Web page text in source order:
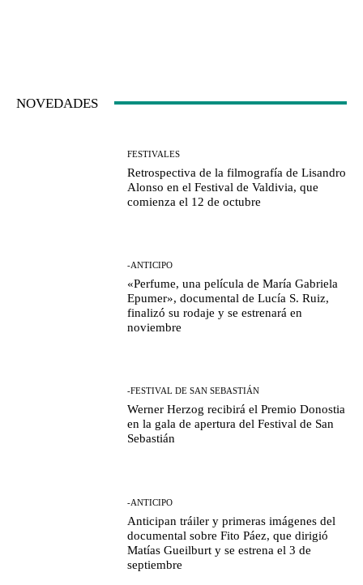
NOVEDADES
FESTIVALES
Retrospectiva de la filmografía de Lisandro
Alonso en el Festival de Valdivia, que
comienza el 12 de octubre
-ANTICIPO
«Perfume, una película de María Gabriela
Epumer», documental de Lucía S. Ruiz,
finalizó su rodaje y se estrenará en
noviembre
-FESTIVAL DE SAN SEBASTIÁN
Werner Herzog recibirá el Premio Donostia
en la gala de apertura del Festival de San
Sebastián
-ANTICIPO
Anticipan tráiler y primeras imágenes del
documental sobre Fito Páez, que dirigió
Matías Gueilburt y se estrena el 3 de
septiembre